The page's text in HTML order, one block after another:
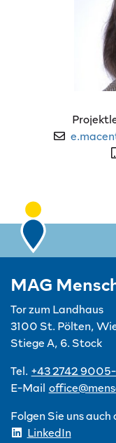
E-Mail-
MAG
Tor zum Landhaus
3100 St. Pölten,
Stiege A, 6. Stock
Tel. +43 2742
E-Mail
Folgen Sie uns auch
LinkedIn